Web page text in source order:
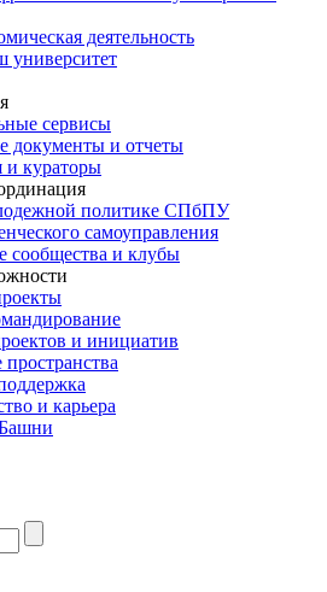
деятельность
университет
сервисы
документы и отчеты
и кураторы
политике СПбПУ
самоуправления
сообщества и клубы
и инициатив
и карьера